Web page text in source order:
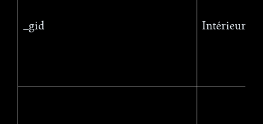
_gid Intérieur